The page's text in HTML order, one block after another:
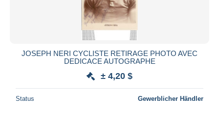
JOSEPH NERI CYCLISTE RETIRAGE PHOTO AVEC
DEDICACE AUTOGRAPHE
± 4,20 $
Status Gewerblicher Händler